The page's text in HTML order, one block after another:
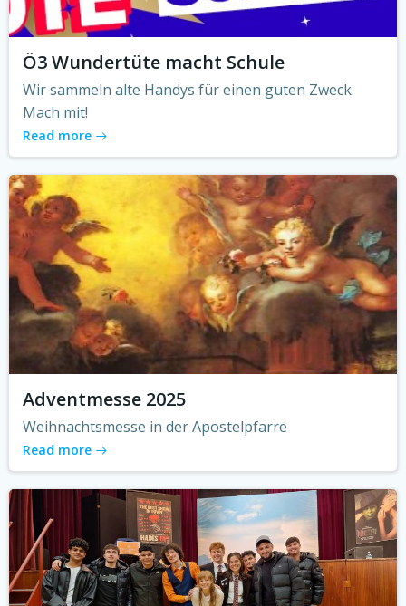
Ö3 Wundertüte macht Schule
Wir sammeln alte Handys für einen guten Zweck.
Mach mit!
Read more
Adventmesse 2025
Weihnachtsmesse in der Apostelpfarre
Read more